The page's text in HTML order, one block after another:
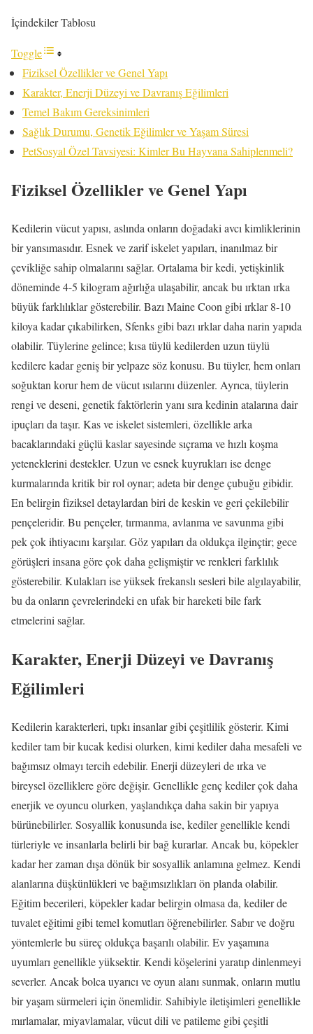
İçindekiler Tablosu
Toggle
Fiziksel Özellikler ve Genel Yapı
Karakter, Enerji Düzeyi ve Davranış Eğilimleri
Temel Bakım Gereksinimleri
Sağlık Durumu, Genetik Eğilimler ve Yaşam Süresi
PetSosyal Özel Tavsiyesi: Kimler Bu Hayvana Sahiplenmeli?
Fiziksel Özellikler ve Genel Yapı
Kedilerin vücut yapısı, aslında onların doğadaki avcı kimliklerinin
bir yansımasıdır. Esnek ve zarif iskelet yapıları, inanılmaz bir
çevikliğe sahip olmalarını sağlar. Ortalama bir kedi, yetişkinlik
döneminde 4-5 kilogram ağırlığa ulaşabilir, ancak bu ırktan ırka
büyük farklılıklar gösterebilir. Bazı Maine Coon gibi ırklar 8-10
kiloya kadar çıkabilirken, Sfenks gibi bazı ırklar daha narin yapıda
olabilir. Tüylerine gelince; kısa tüylü kedilerden uzun tüylü
kedilere kadar geniş bir yelpaze söz konusu. Bu tüyler, hem onları
soğuktan korur hem de vücut ısılarını düzenler. Ayrıca, tüylerin
rengi ve deseni, genetik faktörlerin yanı sıra kedinin atalarına dair
ipuçları da taşır. Kas ve iskelet sistemleri, özellikle arka
bacaklarındaki güçlü kaslar sayesinde sıçrama ve hızlı koşma
yeteneklerini destekler. Uzun ve esnek kuyrukları ise denge
kurmalarında kritik bir rol oynar; adeta bir denge çubuğu gibidir.
En belirgin fiziksel detaylardan biri de keskin ve geri çekilebilir
pençeleridir. Bu pençeler, tırmanma, avlanma ve savunma gibi
pek çok ihtiyacını karşılar. Göz yapıları da oldukça ilginçtir; gece
görüşleri insana göre çok daha gelişmiştir ve renkleri farklılık
gösterebilir. Kulakları ise yüksek frekanslı sesleri bile algılayabilir,
bu da onların çevrelerindeki en ufak bir hareketi bile fark
etmelerini sağlar.
Karakter, Enerji Düzeyi ve Davranış
Eğilimleri
Kedilerin karakterleri, tıpkı insanlar gibi çeşitlilik gösterir. Kimi
kediler tam bir kucak kedisi olurken, kimi kediler daha mesafeli ve
bağımsız olmayı tercih edebilir. Enerji düzeyleri de ırka ve
bireysel özelliklere göre değişir. Genellikle genç kediler çok daha
enerjik ve oyuncu olurken, yaşlandıkça daha sakin bir yapıya
bürünebilirler. Sosyallik konusunda ise, kediler genellikle kendi
türleriyle ve insanlarla belirli bir bağ kurarlar. Ancak bu, köpekler
kadar her zaman dışa dönük bir sosyallik anlamına gelmez. Kendi
alanlarına düşkünlükleri ve bağımsızlıkları ön planda olabilir.
Eğitim becerileri, köpekler kadar belirgin olmasa da, kediler de
tuvalet eğitimi gibi temel komutları öğrenebilirler. Sabır ve doğru
yöntemlerle bu süreç oldukça başarılı olabilir. Ev yaşamına
uyumları genellikle yüksektir. Kendi köşelerini yaratıp dinlenmeyi
severler. Ancak bolca uyarıcı ve oyun alanı sunmak, onların mutlu
bir yaşam sürmeleri için önemlidir. Sahibiyle iletişimleri genellikle
mırlamalar, miyavlamalar, vücut dili ve patileme gibi çeşitli